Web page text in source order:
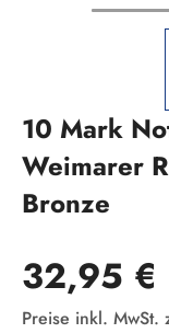
10 Mark
Weimarer
Bronze
Regulärer Preis:
32,95 €
Preise inkl. MwSt.